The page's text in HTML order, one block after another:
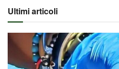
Ultimi articoli